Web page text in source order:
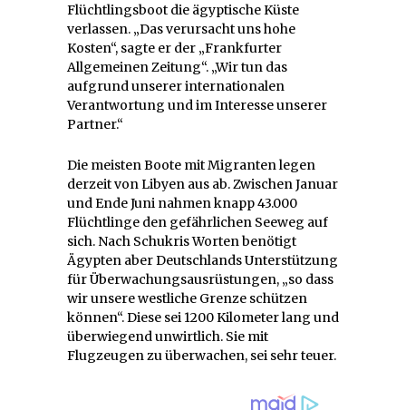
Flüchtlingsboot die ägyptische Küste
verlassen. „Das verursacht uns hohe
Kosten“, sagte er der „Frankfurter
Allgemeinen Zeitung“. „Wir tun das
aufgrund unserer internationalen
Verantwortung und im Interesse unserer
Partner.“
Die meisten Boote mit Migranten legen
derzeit von Libyen aus ab. Zwischen Januar
und Ende Juni nahmen knapp 43.000
Flüchtlinge den gefährlichen Seeweg auf
sich. Nach Schukris Worten benötigt
Ägypten aber Deutschlands Unterstützung
für Überwachungsausrüstungen, „so dass
wir unsere westliche Grenze schützen
können“. Diese sei 1200 Kilometer lang und
überwiegend unwirtlich. Sie mit
Flugzeugen zu überwachen, sei sehr teuer.